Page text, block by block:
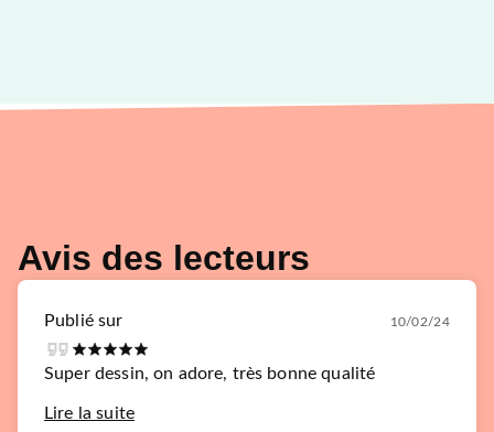
Avis des lecteurs
Publié sur 10/02/24
Super dessin, on adore, très bonne qualité
Lire la suite